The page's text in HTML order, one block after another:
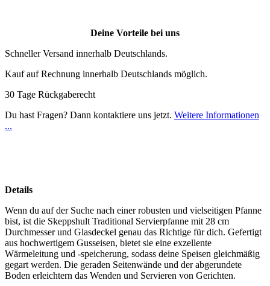
Deine Vorteile bei uns
Schneller Versand innerhalb Deutschlands.
Kauf auf Rechnung innerhalb Deutschlands möglich.
30 Tage Rückgaberecht
Du hast Fragen? Dann kontaktiere uns jetzt. Weitere Informationen
...
Details
Wenn du auf der Suche nach einer robusten und vielseitigen Pfanne
bist, ist die Skeppshult Traditional Servierpfanne mit 28 cm
Durchmesser und Glasdeckel genau das Richtige für dich. Gefertigt
aus hochwertigem Gusseisen, bietet sie eine exzellente
Wärmeleitung und -speicherung, sodass deine Speisen gleichmäßig
gegart werden. Die geraden Seitenwände und der abgerundete
Boden erleichtern das Wenden und Servieren von Gerichten.